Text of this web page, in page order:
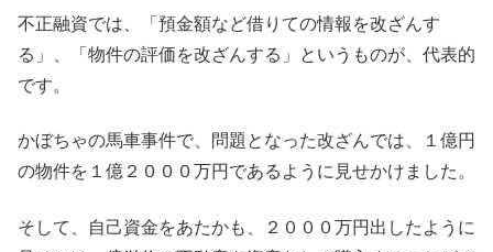
不正融資では、「預金額など借りての情報を改ざんす
る」、「物件の評価を改ざんする」というものが、代表的
です。
かぼちゃの馬車事件で、問題となった改ざんでは、１億円
の物件を１億２０００万円であるように見せかけました。
そして、自己資金をあたかも、２０００万円出したように